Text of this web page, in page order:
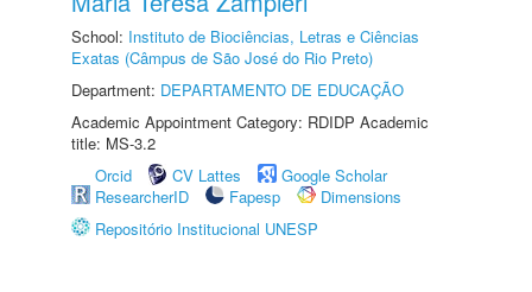
School: Instituto de Biociências, Letras e Ciências
Exatas (Câmpus de São José do Rio Preto)
Department: DEPARTAMENTO DE EDUCAÇÃO
Academic Appointment Category: RDIDP Academic
title: MS-3.2
Orcid
CV Lattes
Google Scholar
ResearcherID
Fapesp
Dimensions
Repositório Institucional UNESP